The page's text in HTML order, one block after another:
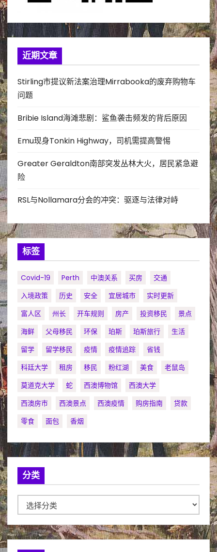
近期文章
Stirling市提议新法案治理Mirrabooka的废弃购物车
问题
Bribie Island海滩悲剧：鲨鱼袭击频发的背后原因
Emu现身Tonkin Highway，司机需提高警惕
Greater Geraldton南部突发丛林大火，居民紧急避
险
RSL与Nollamara分会的冲突：驱逐与法律对峙
标签
Covid-19 Perth 中澳关系 买房
交通
入境政策
历史 安全 宜居城市
实时更新
富人区
州长 开车规则 房产 投资移民
景点
海鲜
父母移民 环保 珀斯 珀斯旅行
生活
留学
留学移民 疫情 疫情追踪
省钱
科廷大学
租房 移民 粉红湖 美食
老鼠岛
莫道克大学
蛇 西澳博物馆
西澳大学
西澳房市
西澳景点 西澳疫情 购房指南
贷款
零食
面包 香烟
分类
类